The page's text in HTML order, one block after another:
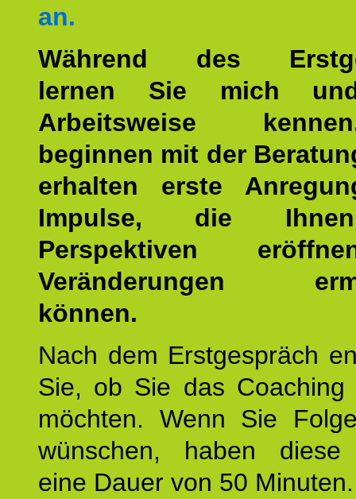
an.
Während des
lernen Sie mich
Arbeitsweise
beginnen mit der
erhalten erste
Impulse, die
Perspektiven
Veränderungen
können.
Nach dem Erstgespräch
Sie, ob Sie das Coaching
möchten. Wenn Sie
wünschen, haben diese
eine Dauer von 50 Minuten.